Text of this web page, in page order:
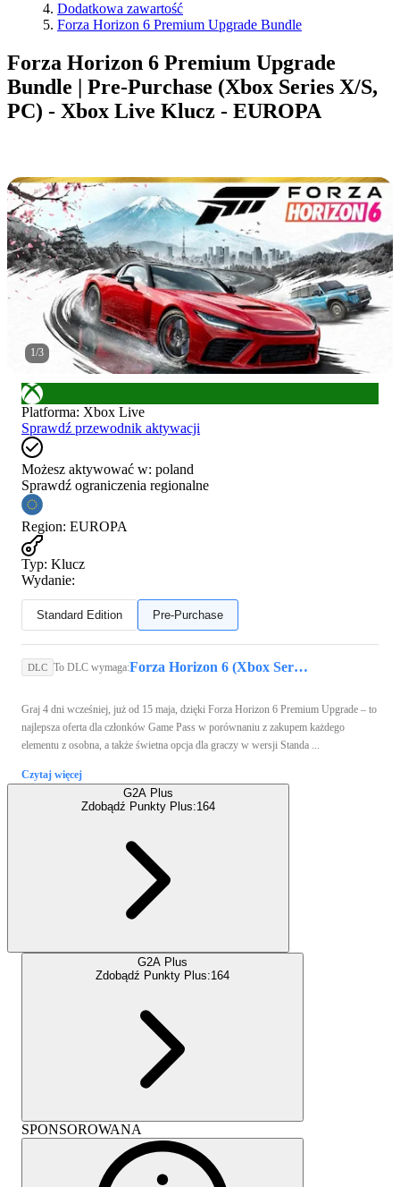
Dodatkowa zawartość
Forza Horizon 6 Premium Upgrade Bundle
Forza Horizon 6 Premium Upgrade
Bundle | Pre-Purchase (Xbox Series X/S,
PC) - Xbox Live Klucz - EUROPA
1/3
Platforma: Xbox Live
Sprawdź przewodnik aktywacji
Możesz aktywować w: poland
Sprawdź ograniczenia regionalne
Region: EUROPA
Typ: Klucz
Wydanie:
Standard Edition Pre-Purchase
DLC To DLC wymaga: Forza Horizon 6 (Xbox Series X/S, PC) - Xbox Live Key - GLOBAL
Graj 4 dni wcześniej, już od 15 maja, dzięki Forza Horizon 6 Premium Upgrade – to
najlepsza oferta dla członków Game Pass w porównaniu z zakupem każdego
elementu z osobna, a także świetna opcja dla graczy w wersji Standa ...
Czytaj więcej
G2A Plus
Zdobądź Punkty Plus:164
G2A Plus
Zdobądź Punkty Plus:164
SPONSOROWANA